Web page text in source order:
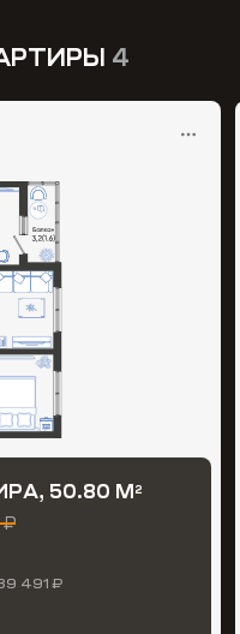
4
50.80 М2
₽
491 ₽